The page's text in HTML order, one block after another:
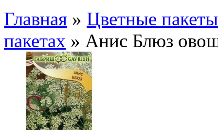
Главная » Цветные пакеты
пакетах » Анис Блюз